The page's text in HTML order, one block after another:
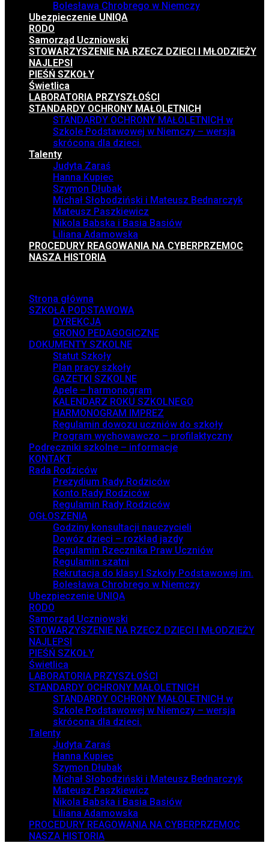
Bolesława Chrobrego w Niemczy
Ubezpieczenie UNIQA
RODO
Samorząd Uczniowski
STOWARZYSZENIE NA RZECZ DZIECI I MŁODZIEŻY
NAJLEPSI
PIEŚŃ SZKOŁY
Świetlica
LABORATORIA PRZYSZŁOŚCI
STANDARDY OCHRONY MAŁOLETNICH
STANDARDY OCHRONY MAŁOLETNICH w
Szkole Podstawowej w Niemczy – wersja
skrócona dla dzieci.
Talenty
Judyta Zaraś
Hanna Kupiec
Szymon Dłubak
Michał Słobodziński i Mateusz Bednarczyk
Mateusz Paszkiewicz
Nikola Babska i Basia Basiów
Liliana Adamowska
PROCEDURY REAGOWANIA NA CYBERPRZEMOC
NASZA HISTORIA
Strona główna
SZKOŁA PODSTAWOWA
DYREKCJA
GRONO PEDAGOGICZNE
DOKUMENTY SZKOLNE
Statut Szkoły
Plan pracy szkoły
GAZETKI SZKOLNE
Apele – harmonogram
KALENDARZ ROKU SZKOLNEGO
HARMONOGRAM IMPREZ
Regulamin dowozu uczniów do szkoły
Program wychowawczo – profilaktyczny
Podręczniki szkolne – informacje
KONTAKT
Rada Rodziców
Prezydium Rady Rodziców
Konto Rady Rodziców
Regulamin Rady Rodziców
OGŁOSZENIA
Godziny konsultacji nauczycieli
Dowóz dzieci – rozkład jazdy
Regulamin Rzecznika Praw Uczniów
Regulamin szatni
Rekrutacja do klasy I Szkoły Podstawowej im.
Bolesława Chrobrego w Niemczy
Ubezpieczenie UNIQA
RODO
Samorząd Uczniowski
STOWARZYSZENIE NA RZECZ DZIECI I MŁODZIEŻY
NAJLEPSI
PIEŚŃ SZKOŁY
Świetlica
LABORATORIA PRZYSZŁOŚCI
STANDARDY OCHRONY MAŁOLETNICH
STANDARDY OCHRONY MAŁOLETNICH w
Szkole Podstawowej w Niemczy – wersja
skrócona dla dzieci.
Talenty
Judyta Zaraś
Hanna Kupiec
Szymon Dłubak
Michał Słobodziński i Mateusz Bednarczyk
Mateusz Paszkiewicz
Nikola Babska i Basia Basiów
Liliana Adamowska
PROCEDURY REAGOWANIA NA CYBERPRZEMOC
NASZA HISTORIA